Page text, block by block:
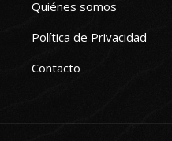
Quiénes somos
Política de Privacidad
Contacto